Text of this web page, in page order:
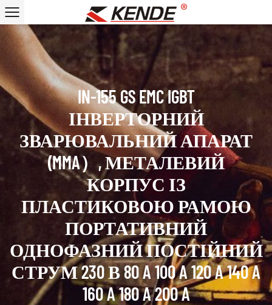
IN-155 GS EMC IGBT
ІНВЕРТОРНИЙ
ЗВАРЮВАЛЬНИЙ АПАРАТ
(MMA）, МЕТАЛЕВИЙ
КОРПУС ІЗ
ПЛАСТИКОВОЮ РАМОЮ
ПОРТАТИВНИЙ
ОДНОФАЗНИЙ ПОСТІЙНИЙ
СТРУМ 230 В 80 A 100 A 120 A 140 A
160 A 180 A 200 A